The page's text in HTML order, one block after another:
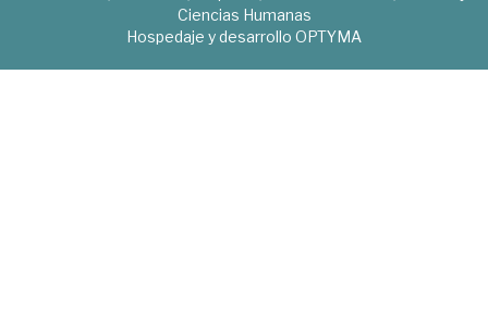
Ciencias Humanas
Hospedaje y desarrollo OPTYMA